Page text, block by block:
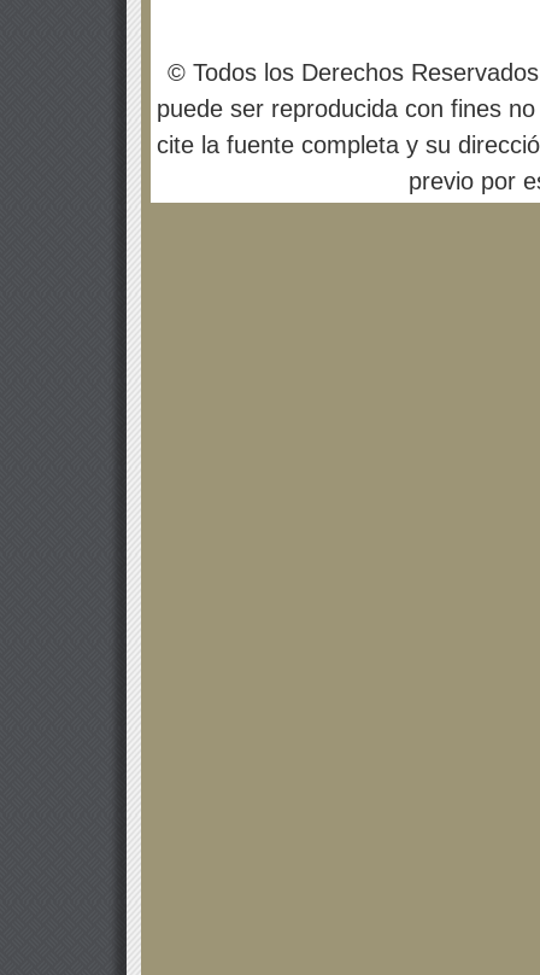
© Todos los Derechos
puede ser reproducida con fines
cite la fuente completa y su
previo por